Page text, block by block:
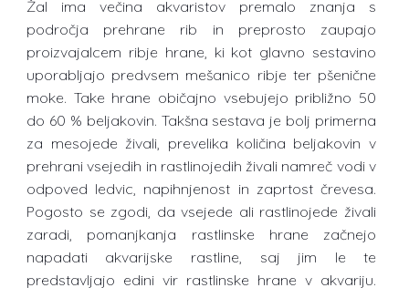
Žal ima večina akvaristov premalo znanja s
področja prehrane rib in preprosto zaupajo
proizvajalcem ribje hrane, ki kot glavno sestavino
uporabljajo predvsem mešanico ribje ter pšenične
moke. Take hrane običajno vsebujejo približno 50
do 60 % beljakovin. Takšna sestava je bolj primerna
za mesojede živali, prevelika količina beljakovin v
prehrani vsejedih in rastlinojedih živali namreč vodi v
odpoved ledvic, napihnjenost in zaprtost črevesa.
Pogosto se zgodi, da vsejede ali rastlinojede živali
zaradi, pomanjkanja rastlinske hrane začnejo
napadati akvarijske rastline, saj jim le te
predstavljajo edini vir rastlinske hrane v akvariju.